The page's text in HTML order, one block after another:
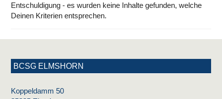
Entschuldigung - es wurden keine Inhalte gefunden, welche
Deinen Kriterien entsprechen.
BCSG ELMSHORN
Koppeldamm 50